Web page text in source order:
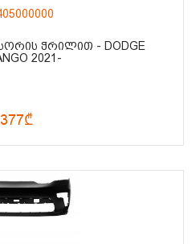
ᲭᲠᲘᲚᲘᲗ - DODGE
2021-
377₾